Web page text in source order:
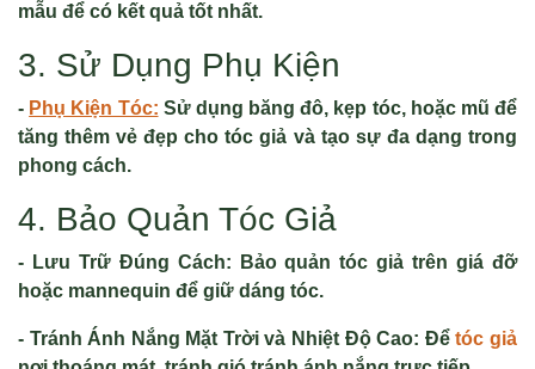
mẫu để có kết quả tốt nhất.
3. Sử Dụng Phụ Kiện
- Phụ Kiện Tóc: Sử dụng băng đô, kẹp tóc, hoặc mũ để
tăng thêm vẻ đẹp cho tóc giả và tạo sự đa dạng trong
phong cách.
4. Bảo Quản Tóc Giả
- Lưu Trữ Đúng Cách: Bảo quản tóc giả trên giá đỡ
hoặc mannequin để giữ dáng tóc.
- Tránh Ánh Nắng Mặt Trời và Nhiệt Độ Cao: Đểtóc giả